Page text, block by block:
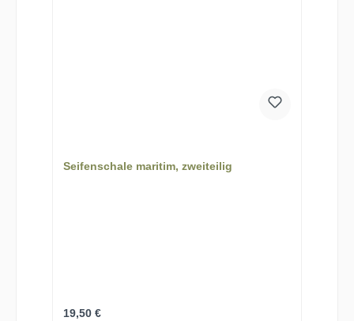
Seifenschale maritim, zweiteilig
Regulärer Preis:
19,50 €